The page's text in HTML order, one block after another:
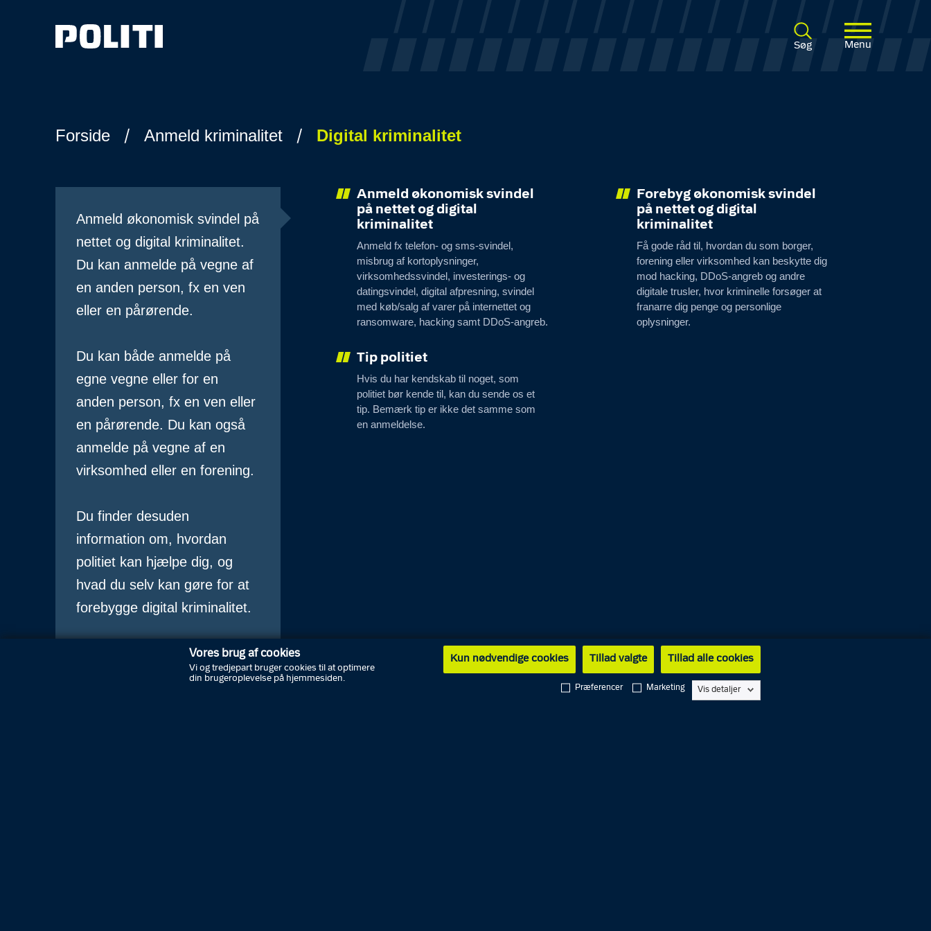
Vores brug af cookies
Vi og tredjepart bruger cookies til at optimere
din brugeroplevelse på hjemmesiden.
Kun nødvendige cookies Tillad valgte Tillad alle cookies
Præferencer Marketing Vis detaljer
Søg Menu
Forside Anmeld kriminalitet Digital kriminalitet
Anmeld økonomisk svindel på
nettet og digital kriminalitet.
Du kan anmelde på vegne af
en anden person, fx en ven
eller en pårørende.
Du kan både anmelde på
egne vegne eller for en
anden person, fx en ven eller
en pårørende. Du kan også
anmelde på vegne af en
virksomhed eller en forening.
Du finder desuden
information om, hvordan
politiet kan hjælpe dig, og
hvad du selv kan gøre for at
forebygge digital kriminalitet.
Anmeld økonomisk svindel
på nettet og digital
kriminalitet
Anmeld fx telefon- og sms-svindel,
misbrug af kortoplysninger,
virksomhedssvindel, investerings- og
datingsvindel, digital afpresning, svindel
med køb/salg af varer på internettet og
ransomware, hacking samt DDoS-angreb.
Forebyg økonomisk svindel
på nettet og digital
kriminalitet
Få gode råd til, hvordan du som borger,
forening eller virksomhed kan beskytte dig
mod hacking, DDoS-angreb og andre
digitale trusler, hvor kriminelle forsøger at
franarre dig penge og personlige
oplysninger.
Tip politiet
Hvis du har kendskab til noget, som
politiet bør kende til, kan du sende os et
tip. Bemærk tip er ikke det samme som
en anmeldelse.